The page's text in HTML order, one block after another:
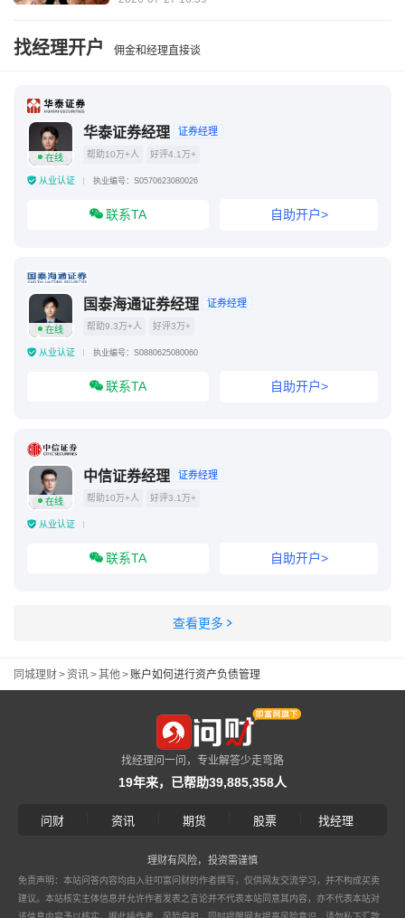
找经理开户 佣金和经理直接谈
在线
华泰证券经理 证券经理
帮助10万+人 好评4.1万+
从业认证 执业编号：S0570623080026
联系TA 自助开户>
在线
国泰海通证券经理 证券经理
帮助9.3万+人 好评3万+
从业认证 执业编号：S0880625080060
联系TA 自助开户>
在线
中信证券经理 证券经理
帮助10万+人 好评3.1万+
从业认证
联系TA 自助开户>
查看更多
同城理财>资讯>其他> 账户如何进行资产负债管理
找经理问一问，专业解答少走弯路
19年来，已帮助39,885,358人
问财 资讯 期货 股票 找经理
理财有风险，投资需谨慎
免责声明：本站问答内容均由入驻叩富问财的作者撰写，仅供网友交流学习，并不构成买卖
建议。本站核实主体信息并允许作者发表之言论并不代表本站同意其内容，亦不代表本站对